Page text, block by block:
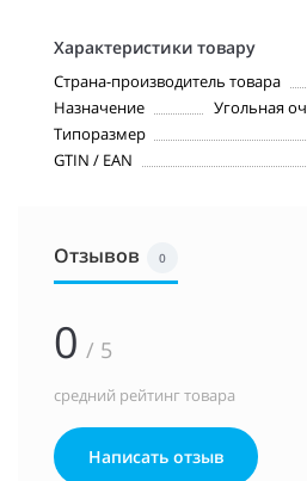
Характеристики товару
Страна-производитель товара
Назначение
Угольная
Типоразмер
GTIN / EAN
Отзывов 0
0 / 5
средний рейтинг товара
Написать отзыв